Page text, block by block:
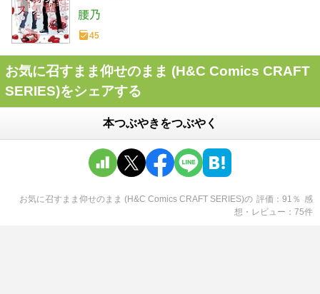
腰乃
45
お気に召すまま仰せのまま (H&C Comics CRAFT
SERIES)をシェアする
本つぶやきをつぶやく
お気に召すまま仰せのまま (H&C Comics CRAFT SERIES)の 評価 91 ％ 感
想・レビュー
75件